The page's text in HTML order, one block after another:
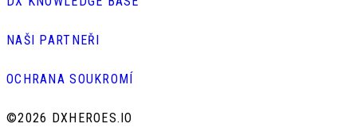
NAŠI PARTNEŘI
OCHRANA SOUKROMÍ
©2026 DXHEROES.IO